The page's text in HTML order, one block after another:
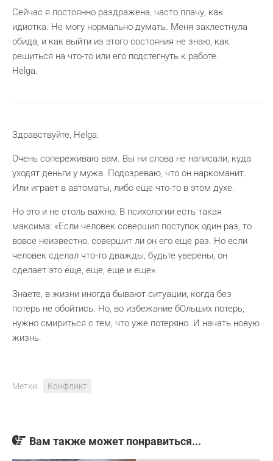
Сейчас я постоянно раздражена, часто плачу, как
идиотка. Не могу нормально думать. Меня захлестнула
обида, и как выйти из этого состояния не знаю, как
решиться на что-то или его подстегнуть к работе.
Helga.
Здравствуйте, Helga.
Очень сопереживаю вам. Вы ни слова не написали, куда
уходят деньги у мужа. Подозреваю, что он наркоманит.
Или играет в автоматы, либо еще что-то в этом духе.
Но это и не столь важно. В психологии есть такая
максима: «Если человек совершил поступок один раз, то
вовсе неизвестно, совершит ли он его еще раз. Но если
человек сделал что-то дважды, будьте уверены, он
сделает это еще, еще, еще и еще».
Знаете, в жизни иногда бывают ситуации, когда без
потерь не обойтись. Но, во избежание бОльших потерь,
нужно смириться с тем, что уже потеряно. И начать новую
жизнь.
Метки: Конфликт
Вам также может понравиться...